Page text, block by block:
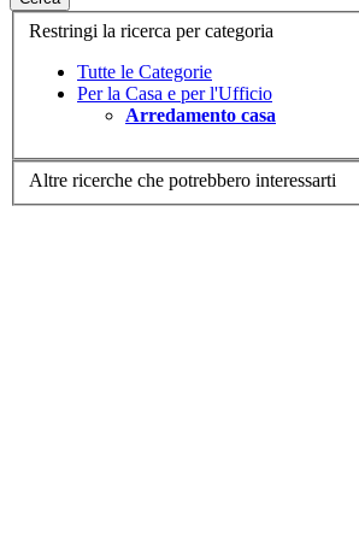
Restringi la ricerca per categoria
Tutte le Categorie
Per la Casa e per l'Ufficio
Arredamento casa
Altre ricerche che potrebbero interessarti